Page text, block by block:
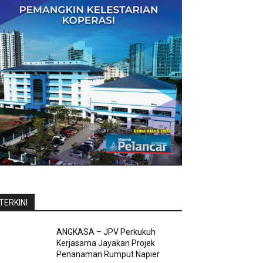
ANGKASA – JPV Perkukuh
Kerjasama Jayakan Projek
Penanaman Rumput Napier